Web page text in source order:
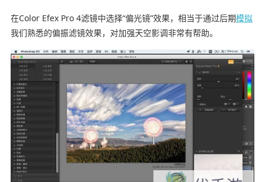
在Color Efex Pro 4滤镜中选择“偏光镜”效果，相当于通过后期模拟
我们熟悉的偏振滤镜效果，对加强天空影调非常有帮助。